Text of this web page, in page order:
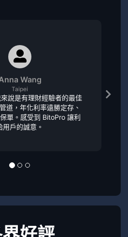
Wang
Taipei
說是有理財經驗者的最佳
道，年化利率遠勝定存、
單。感受到 BitoPro 讓利
用戶的誠意。